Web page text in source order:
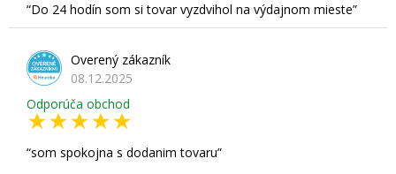
Do 24 hodín som si tovar vyzdvihol na výdajnom mieste
Overený zákazník
08.12.2025
Odporúča obchod
som spokojna s dodanim tovaru